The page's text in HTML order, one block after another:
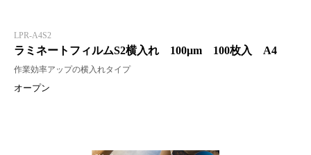
LPR-A4S2
ラミネートフィルムS2横入れ 100μm 100枚入 A4
作業効率アップの横入れタイプ
オープン